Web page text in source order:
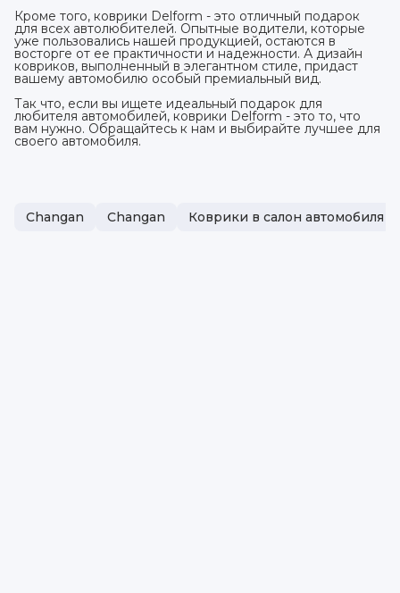
Кроме того, коврики Delform - это отличный подарок
для всех автолюбителей. Опытные водители, которые
уже пользовались нашей продукцией, остаются в
восторге от ее практичности и надежности. А дизайн
ковриков, выполненный в элегантном стиле, придаст
вашему автомобилю особый премиальный вид.
Так что, если вы ищете идеальный подарок для
любителя автомобилей, коврики Delform - это то, что
вам нужно. Обращайтесь к нам и выбирайте лучшее для
своего автомобиля.
Changan Changan Коврики в салон автомобиля